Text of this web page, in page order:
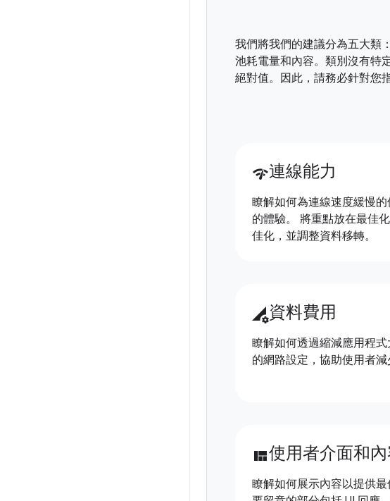
我們將我們的建議分為五大類
池耗電量和內容。類別沒有特
絕對值。因此，請務必針對您
network_check連線能力
瞭解如何為連線速度緩慢
的體驗。 將重點放在最佳
佳化，並調整資料移轉。
perm_data_setting資料費用
瞭解如何透過縮減應用程
的網路設定，協助使用者減
view_quilt使用者介面和
瞭解如何展示內容以提供